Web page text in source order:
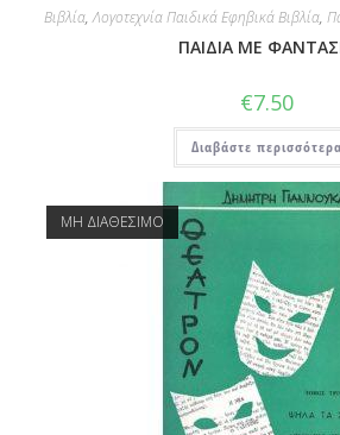
Βιβλία,Λογοτεχνία Παιδικά Εφηβικά Βιβλία,
ΠΑΙΔΙΑ ΜΕ
€7.50
Διαβάστε περισσότερα
ΜΗ ΔΙΑΘΕΣΙΜΟ